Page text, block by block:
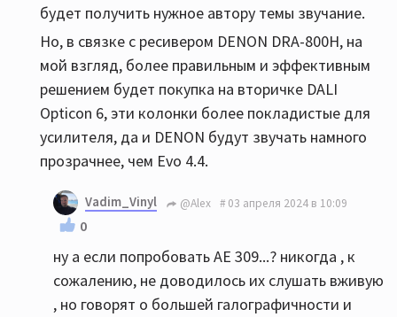
будет получить нужное автору темы звучание.
Но, в связке с ресивером DENON DRA-800H, на
мой взгляд, более правильным и эффективным
решением будет покупка на вторичке DALI
Opticon 6, эти колонки более покладистые для
усилителя, да и DENON будут звучать намного
прозрачнее, чем Evo 4.4.
Vadim_Vinyl @Alex 03 апреля 2024 в 10:09
0
ну а если попробовать АЕ 309...? никогда , к
сожалению, не доводилось их слушать вживую
, но говорят о большей галографичности и